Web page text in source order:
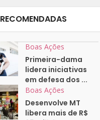
RECOMENDADAS
Boas Ações
Primeira-dama
lidera iniciativas
em defesa dos ...
Boas Ações
Desenvolve MT
libera mais de R$